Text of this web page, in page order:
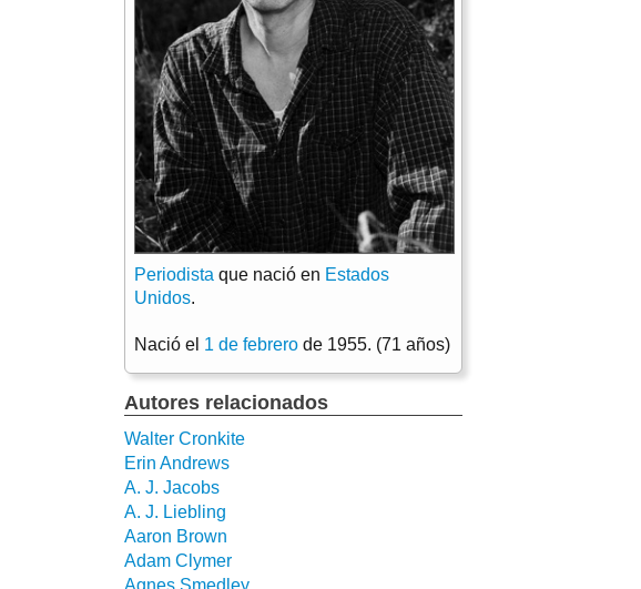
Periodista que nació en Estados
Unidos.
Nació el 1 de febrero de 1955. (71 años)
Autores relacionados
Walter Cronkite
Erin Andrews
A. J. Jacobs
A. J. Liebling
Aaron Brown
Adam Clymer
Agnes Smedley